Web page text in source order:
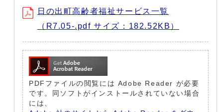
日の出町高齢者福祉サービス一覧
（R7.05-.pdf サイズ：182.52KB）
PDFファイルの閲覧には Adobe Reader が必要
です。同ソフトがインストールされていない場合
には、